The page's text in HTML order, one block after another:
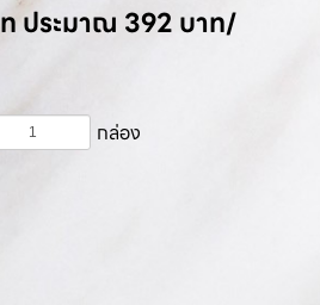
ประมาณ 392 บาท/
กล่อง